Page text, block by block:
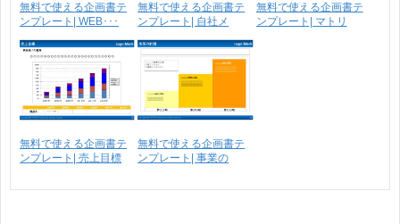
無料で使える企画書テ
ンプレート| WEB･･･
無料で使える企画書テ
ンプレート| 自社メ
無料で使える企画書テ
ンプレート| マトリ
無料で使える企画書テ
ンプレート| 売上目標
無料で使える企画書テ
ンプレート| 事業の